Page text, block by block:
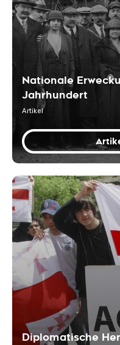
Nationale
Jahrhundert
Artikel
Diplomatische